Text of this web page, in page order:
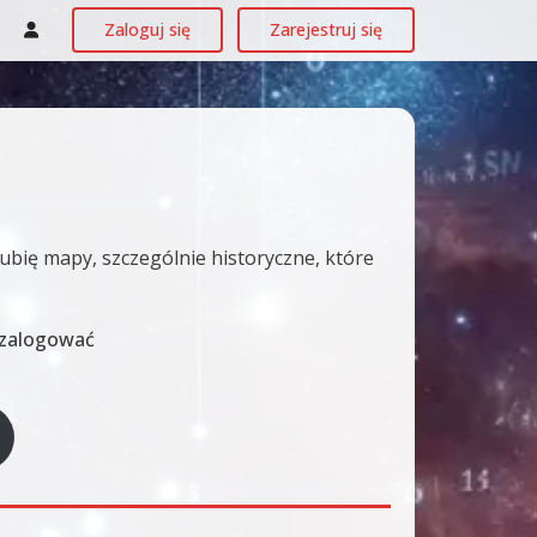
Zaloguj się Zarejestruj się
mapy, szczególnie historyczne, które